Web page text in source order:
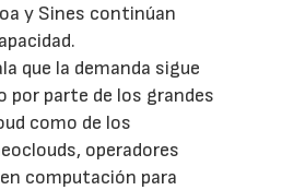
y Sines continúan
que la demanda sigue
por parte de los grandes
como de los
operadores
computación para